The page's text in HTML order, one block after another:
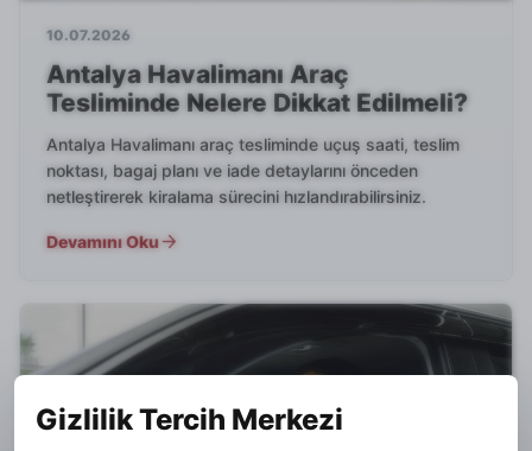
10.07.2026
Antalya Havalimanı Araç
Tesliminde Nelere Dikkat Edilmeli?
Antalya Havalimanı araç tesliminde uçuş saati, teslim
noktası, bagaj planı ve iade detaylarını önceden
netleştirerek kiralama sürecini hızlandırabilirsiniz.
Devamını Oku
Gizlilik Tercih Merkezi